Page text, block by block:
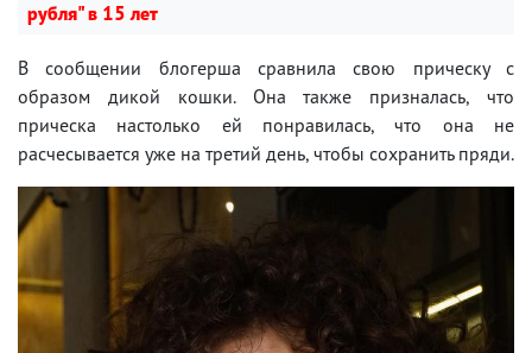
рубля" в 15 лет
В сообщении блогерша сравнила свою прическу с
образом дикой кошки. Она также призналась, что
прическа настолько ей понравилась, что она не
расчесывается уже на третий день, чтобы сохранить пряди.